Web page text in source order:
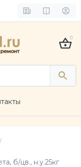
0
б/цв., н.у.25кг